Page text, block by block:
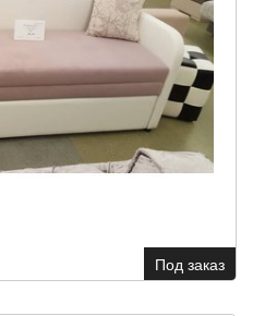
Под заказ